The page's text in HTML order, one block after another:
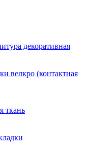
декоративная
велкро (контактная
ткань